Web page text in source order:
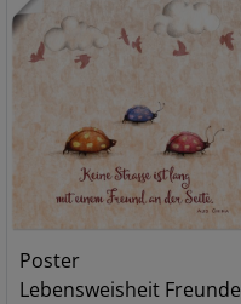
Poster
Lebensweisheit Freunde